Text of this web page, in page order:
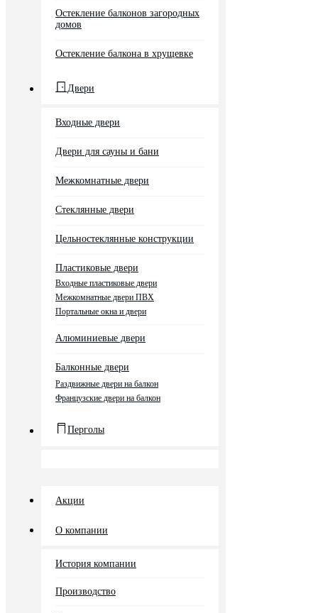
Остекление балконов загородных
домов
Остекление балкона в хрущевке
Двери
Входные двери
Двери для сауны и бани
Межкомнатные двери
Стеклянные двери
Цельностеклянные конструкции
Пластиковые двери
Входные пластиковые двери
Межкомнатные двери ПВХ
Портальные окна и двери
Алюминиевые двери
Балконные двери
Раздвижные двери на балкон
Французские двери на балкон
Перголы
Акции
О компании
История компании
Производство